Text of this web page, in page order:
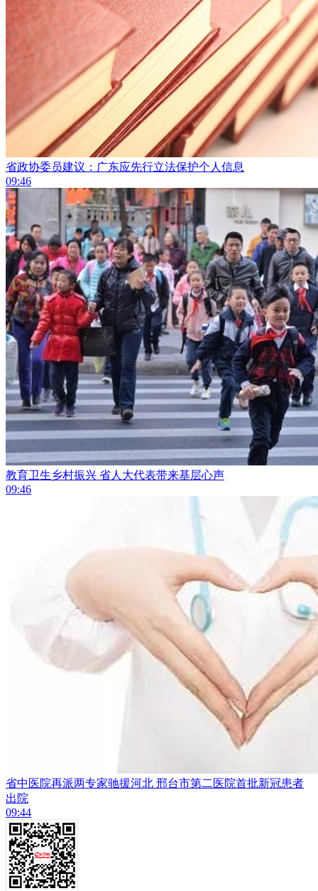
省政协委员建议：广东应先行立法保护个人信息
09:46
教育卫生乡村振兴 省人大代表带来基层心声
09:46
省中医院再派两专家驰援河北 邢台市第二医院首批新冠患者
出院
09:44